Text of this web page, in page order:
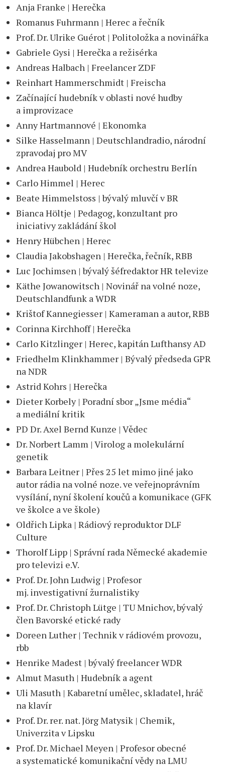
Anja Franke | Herečka
Romanus Fuhrmann | Herec a řečník
Prof. Dr. Ulrike Guérot | Politoložka a novinářka
Gabriele Gysi | Herečka a režisérka
Andreas Halbach | Freelancer ZDF
Reinhart Hammerschmidt | Freischa
Začínající hudebník v oblasti nové hudby
a improvizace
Anny Hartmannové | Ekonomka
Silke Hasselmann | Deutschlandradio, národní
zpravodaj pro MV
Andrea Haubold | Hudebník orchestru Berlín
Carlo Himmel | Herec
Beate Himmelstoss | bývalý mluvčí v BR
Bianca Höltje | Pedagog, konzultant pro
iniciativy zakládání škol
Henry Hübchen | Herec
Claudia Jakobshagen | Herečka, řečník, RBB
Luc Jochimsen | bývalý šéfredaktor HR televize
Käthe Jowanowitsch | Novinář na volné noze,
Deutschlandfunk a WDR
Krištof Kannegiesser | Kameraman a autor, RBB
Corinna Kirchhoff | Herečka
Carlo Kitzlinger | Herec, kapitán Lufthansy AD
Friedhelm Klinkhammer | Bývalý předseda GPR
na NDR
Astrid Kohrs | Herečka
Dieter Korbely | Poradní sbor „Jsme média“
a mediální kritik
PD Dr. Axel Bernd Kunze | Vědec
Dr. Norbert Lamm | Virolog a molekulární
genetik
Barbara Leitner | Přes 25 let mimo jiné jako
autor rádia na volné noze. ve veřejnoprávním
vysílání, nyní školení koučů a komunikace (GFK
ve školce a ve škole)
Oldřich Lipka | Rádiový reproduktor DLF
Culture
Thorolf Lipp | Správní rada Německé akademie
pro televizi e.V.
Prof. Dr. John Ludwig | Profesor
mj. investigativní žurnalistiky
Prof. Dr. Christoph Lütge | TU Mnichov, bývalý
člen Bavorské etické rady
Doreen Luther | Technik v rádiovém provozu,
rbb
Henrike Madest | bývalý freelancer WDR
Almut Masuth | Hudebník a agent
Uli Masuth | Kabaretní umělec, skladatel, hráč
na klavír
Prof. Dr. rer. nat. Jörg Matysik | Chemik,
Univerzita v Lipsku
Prof. Dr. Michael Meyen | Profesor obecné
a systematické komunikační vědy na LMU